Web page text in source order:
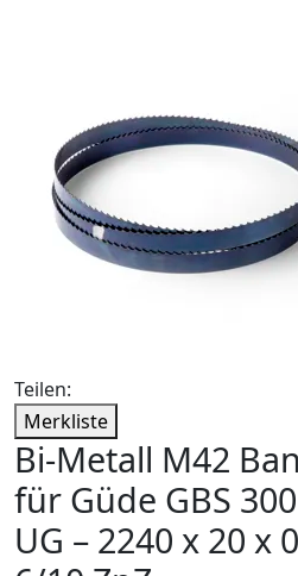
Teilen:
Merkliste
Bi-Metall M42
für Güde GBS
UG – 2240 x 20 x